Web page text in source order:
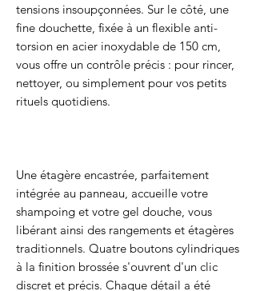
tensions insoupçonnées. Sur le côté, une
fine douchette, fixée à un flexible anti-
torsion en acier inoxydable de 150 cm,
vous offre un contrôle précis : pour rincer,
nettoyer, ou simplement pour vos petits
rituels quotidiens.
Une étagère encastrée, parfaitement
intégrée au panneau, accueille votre
shampoing et votre gel douche, vous
libérant ainsi des rangements et étagères
traditionnels. Quatre boutons cylindriques
à la finition brossée s'ouvrent d'un clic
discret et précis. Chaque détail a été